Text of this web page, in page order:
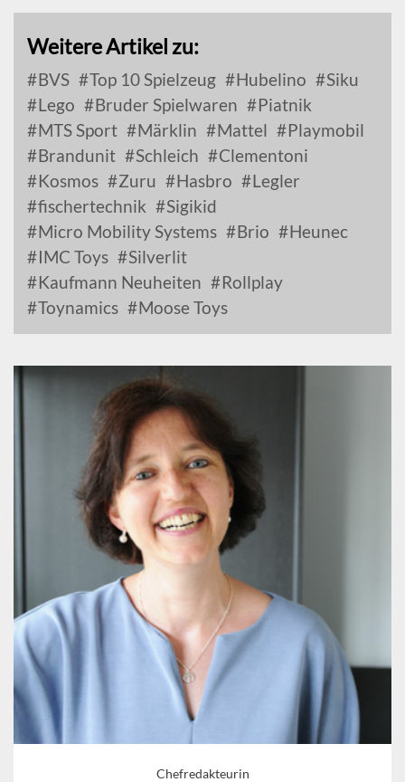
Weitere Artikel zu:
BVS Top 10 Spielzeug Hubelino
Siku
Lego
Bruder Spielwaren
Piatnik
MTS Sport
Märklin Mattel
Playmobil
Brandunit
Schleich
Clementoni
Kosmos
Zuru Hasbro
Legler
fischertechnik
Sigikid
Micro Mobility Systems
Brio
Heunec
IMC Toys
Silverlit
Kaufmann Neuheiten
Rollplay
Toynamics
Moose Toys
Chefredakteurin